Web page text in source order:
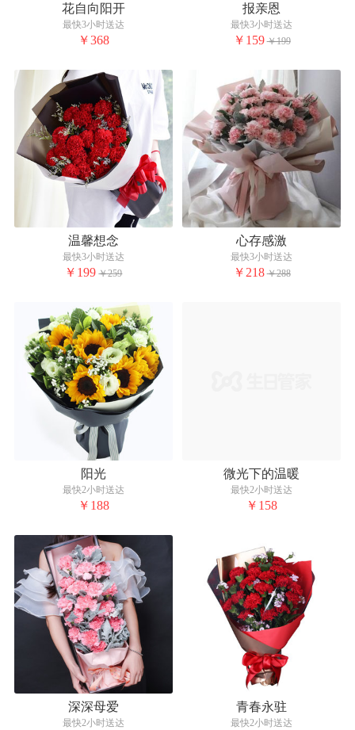
花自向阳开
最快3小时送达
￥368
报亲恩
最快3小时送达
￥159 ￥199
温馨想念
最快3小时送达
￥199 ￥259
心存感激
最快3小时送达
￥218 ￥288
阳光
最快2小时送达
￥188
微光下的温暖
最快2小时送达
￥158
深深母爱
最快2小时送达
青春永驻
最快2小时送达